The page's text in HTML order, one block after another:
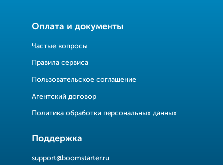
Оплата и документы
Частые вопросы
Правила сервиса
Пользовательское соглашение
Агентский договор
Политика обработки персональных данных
Поддержка
support@boomstarter.ru